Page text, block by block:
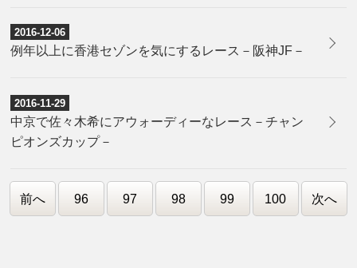
2016-12-06
例年以上に香港セゾンを気にするレース－阪神JF－
2016-11-29
中京で佐々木希にアウォーディーなレース－チャン
ピオンズカップ－
前へ 96 97 98 99 100 次へ